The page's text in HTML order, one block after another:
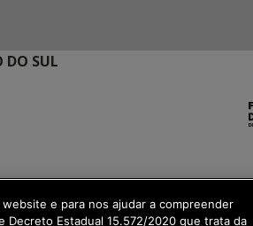
DO SUL
Digital
e para nos ajudar a compreender
Decreto Estadual 15.572/2020 que trata da